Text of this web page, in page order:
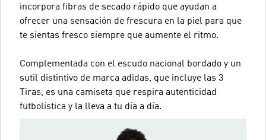
incorpora fibras de secado rápido que ayudan a
ofrecer una sensación de frescura en la piel para que
te sientas fresco siempre que aumente el ritmo.
Complementada con el escudo nacional bordado y un
sutil distintivo de marca adidas, que incluye las 3
Tiras, es una camiseta que respira autenticidad
futbolística y la lleva a tu día a día.